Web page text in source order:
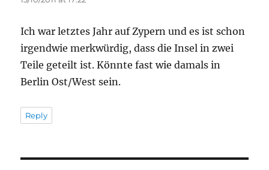
Ich war letztes Jahr auf Zypern und es ist schon
irgendwie merkwürdig, dass die Insel in zwei
Teile geteilt ist. Könnte fast wie damals in
Berlin Ost/West sein.
Reply